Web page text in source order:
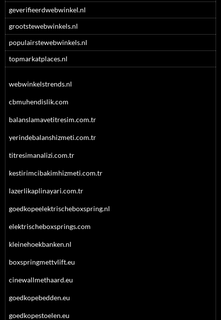
geverifieerdwebwinkel.nl
grootstewebwinkels.nl
populairstewebwinkels.nl
topmarkatplaces.nl
webwinkelstrends.nl
cbmuhendislik.com
balanslamavetitresim.com.tr
yerindebalanshizmeti.com.tr
titresimanalizi.com.tr
kestirimcibakimhizmeti.com.tr
lazerlikaplinayari.com.tr
goedkopeelektrischeboxspring.nl
elektrischeboxsprings.com
kleinehoekbanken.nl
boxspringmettvlift.eu
cinewallmethaard.eu
goedkopebedden.eu
goedkopestoelen.eu